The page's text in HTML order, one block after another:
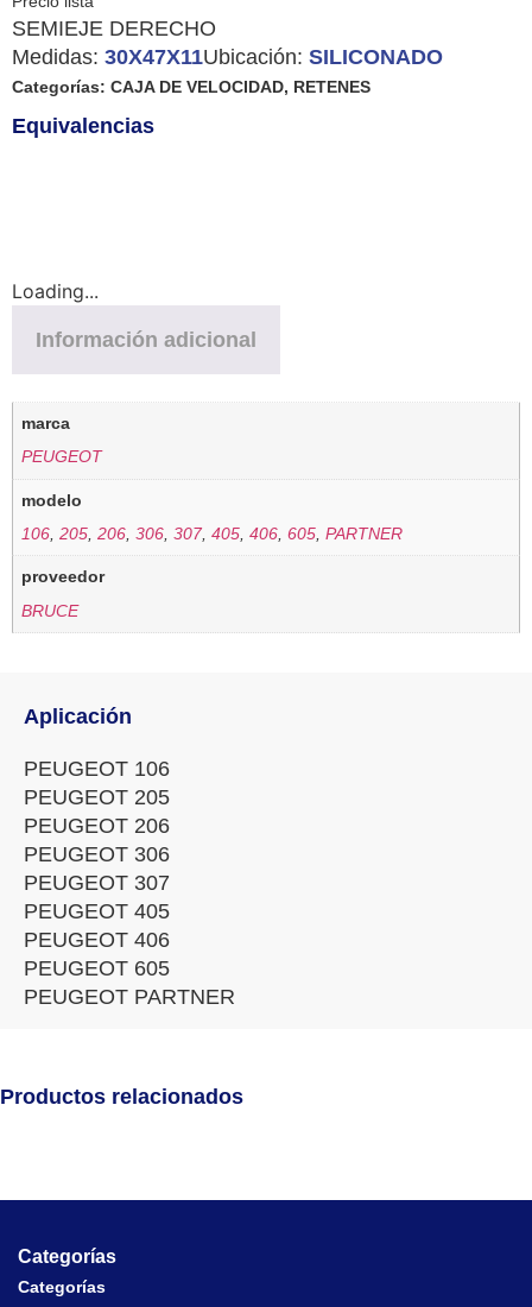
SEMIEJE DERECHO
Medidas: 30X47X11Ubicación: SILICONADO
Categorías: CAJA DE VELOCIDAD, RETENES
Equivalencias
Loading...
Información adicional
marca
PEUGEOT
modelo
106 ,205 ,206 ,306 ,307,405 ,406 ,605 ,PARTNER
proveedor
BRUCE
Aplicación
PEUGEOT 106
PEUGEOT 205
PEUGEOT 206
PEUGEOT 306
PEUGEOT 307
PEUGEOT 405
PEUGEOT 406
PEUGEOT 605
PEUGEOT PARTNER
Productos relacionados
Categorías
Categorías